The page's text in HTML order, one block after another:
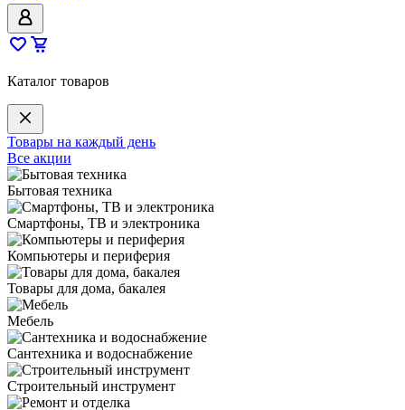
Каталог товаров
Товары на каждый день
Все акции
Бытовая техника
Смартфоны, ТВ и электроника
Компьютеры и периферия
Товары для дома, бакалея
Мебель
Сантехника и водоснабжение
Строительный инструмент